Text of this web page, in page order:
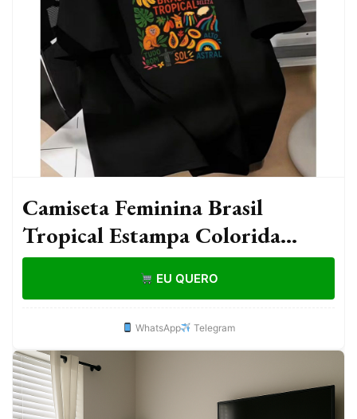
Camiseta Feminina Brasil
Tropical Estampa Colorida
Astral Casual Verão
EU QUERO
WhatsApp Telegram